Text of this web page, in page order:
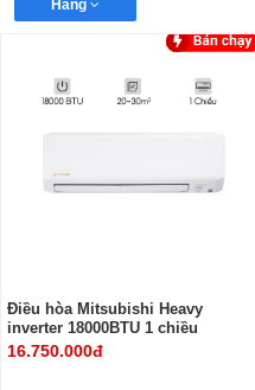
Hãng
Điều hòa Mitsubishi Heavy
inverter 18000BTU 1 chiều
SRK18YZP-W5
16.750.000đ